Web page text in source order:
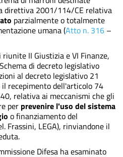
direttiva 2001/114/CE relativa
parzialmente o totalmente
umana (Atto n. 316 –
II Giustizia e VI Finanze,
di decreto legislativo
al decreto legislativo 21
recepimento dell'articolo 74
relativa ai meccanismi che gli
per prevenire l'uso del sistema
o finanziamento del
Frassini, LEGA), rinviandone il
Difesa ha esaminato